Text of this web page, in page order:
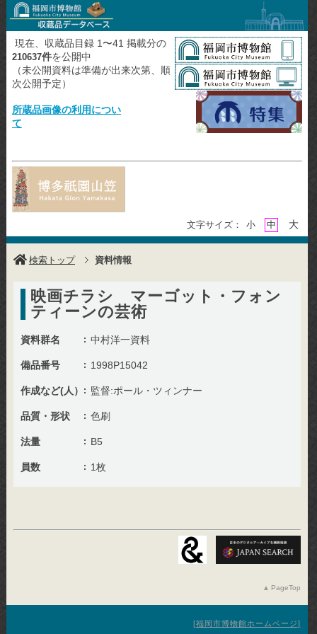
現在、収蔵品目録 1〜41 掲載分の
210637件を公開中
（未公開資料は準備が出来次第、順
次公開予定）
所蔵品画像の利用につい
て
文字サイズ： 小 中 大
検索トップ 資料情報
映画チラシ マーゴット・フォン
ティーンの芸術
資料群名 中村洋一資料
備品番号 1998P15042
作成など(人） 監督:ポール・ツィンナー
品質・形状 色刷
法量 B5
員数 1枚
PageTop
福岡市博物館ホームページ